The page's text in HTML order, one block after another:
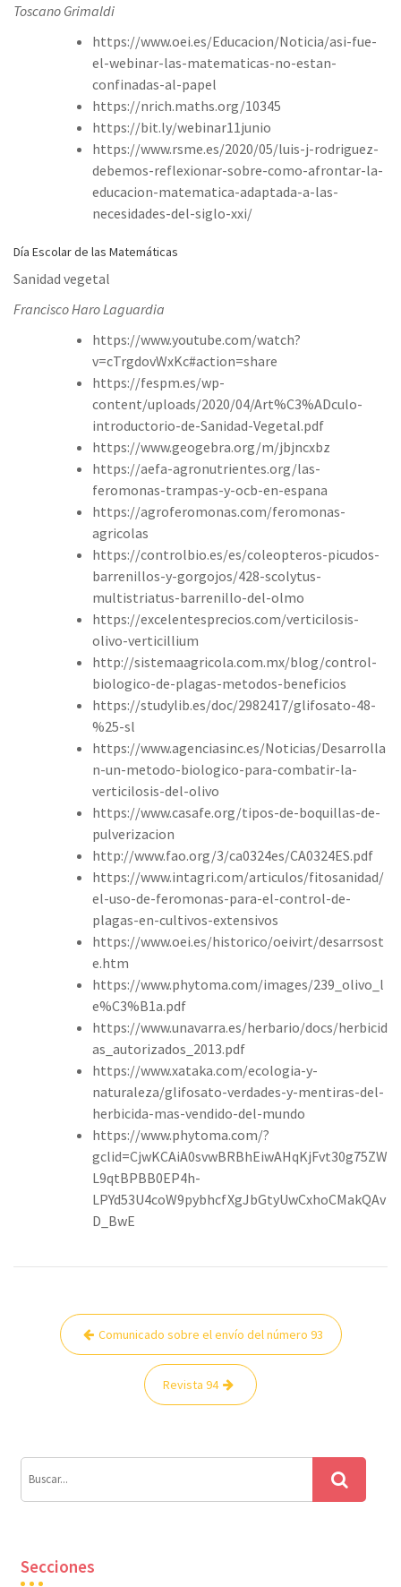
Toscano Grimaldi
https://www.oei.es/Educacion/Noticia/asi-fue-
el-webinar-las-matematicas-no-estan-
confinadas-al-papel
https://nrich.maths.org/10345
https://bit.ly/webinar11junio
https://www.rsme.es/2020/05/luis-j-rodriguez-
debemos-reflexionar-sobre-como-afrontar-la-
educacion-matematica-adaptada-a-las-
necesidades-del-siglo-xxi/
Día Escolar de las Matemáticas
Sanidad vegetal
Francisco Haro Laguardia
https://www.youtube.com/watch?
v=cTrgdovWxKc#action=share
https://fespm.es/wp-
content/uploads/2020/04/Art%C3%ADculo-
introductorio-de-Sanidad-Vegetal.pdf
https://www.geogebra.org/m/jbjncxbz
https://aefa-agronutrientes.org/las-
feromonas-trampas-y-ocb-en-espana
https://agroferomonas.com/feromonas-
agricolas
https://controlbio.es/es/coleopteros-picudos-
barrenillos-y-gorgojos/428-scolytus-
multistriatus-barrenillo-del-olmo
https://excelentesprecios.com/verticilosis-
olivo-verticillium
http://sistemaagricola.com.mx/blog/control-
biologico-de-plagas-metodos-beneficios
https://studylib.es/doc/2982417/glifosato-48-
%25-sl
https://www.agenciasinc.es/Noticias/Desarrolla
n-un-metodo-biologico-para-combatir-la-
verticilosis-del-olivo
https://www.casafe.org/tipos-de-boquillas-de-
pulverizacion
http://www.fao.org/3/ca0324es/CA0324ES.pdf
https://www.intagri.com/articulos/fitosanidad/
el-uso-de-feromonas-para-el-control-de-
plagas-en-cultivos-extensivos
https://www.oei.es/historico/oeivirt/desarrsost
e.htm
https://www.phytoma.com/images/239_olivo_l
e%C3%B1a.pdf
https://www.unavarra.es/herbario/docs/herbicid
as_autorizados_2013.pdf
https://www.xataka.com/ecologia-y-
naturaleza/glifosato-verdades-y-mentiras-del-
herbicida-mas-vendido-del-mundo
https://www.phytoma.com/?
gclid=CjwKCAiA0svwBRBhEiwAHqKjFvt30g75ZW
L9qtBPBB0EP4h-
LPYd53U4coW9pybhcfXgJbGtyUwCxhoCMakQAv
D_BwE
NavegaciónComunicado sobre el envío del número 93
Revista 94
Secciones